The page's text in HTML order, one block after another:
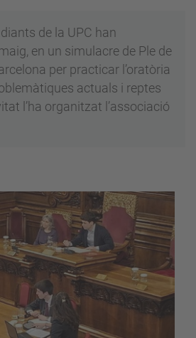
de la UPC han
en un simulacre de Ple de
per practicar l’oratòria
actuals i reptes
l’ha organitzat l’associació